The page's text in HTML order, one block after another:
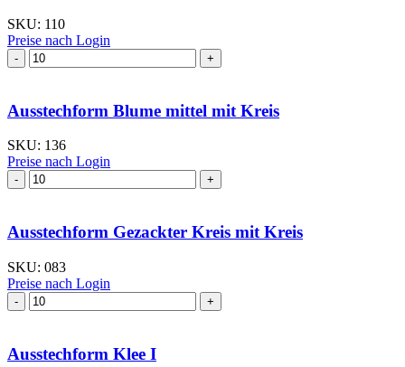
SKU: 110
Preise nach Login
Ausstechform Blume
groß
Stern
Menge
Ausstechform Blume mittel mit Kreis
SKU: 136
Preise nach Login
Ausstechform Blume
mittel
Kreis
Menge
Ausstechform Gezackter Kreis mit Kreis
SKU: 083
Preise nach Login
Ausstechform Gezackter
Kreis
Kreis
Menge
Ausstechform Klee I